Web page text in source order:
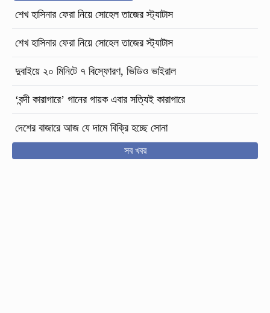
শেখ হাসিনার ফেরা নিয়ে সোহেল তাজের স্ট্যাটাস
শেখ হাসিনার ফেরা নিয়ে সোহেল তাজের স্ট্যাটাস
দুবাইয়ে ২০ মিনিটে ৭ বিস্ফোরণ, ভিডিও ভাইরাল
‘বন্দী কারাগারে’ গানের গায়ক এবার সত্যিই কারাগারে
দেশের বাজারে আজ যে দামে বিক্রি হচ্ছে সোনা
সব খবর